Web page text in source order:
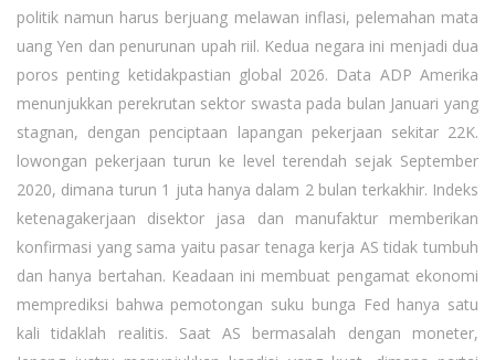
politik namun harus berjuang melawan inflasi, pelemahan mata
uang Yen dan penurunan upah riil. Kedua negara ini menjadi dua
poros penting ketidakpastian global 2026. Data ADP Amerika
menunjukkan perekrutan sektor swasta pada bulan Januari yang
stagnan, dengan penciptaan lapangan pekerjaan sekitar 22K.
lowongan pekerjaan turun ke level terendah sejak September
2020, dimana turun 1 juta hanya dalam 2 bulan terkakhir. Indeks
ketenagakerjaan disektor jasa dan manufaktur memberikan
konfirmasi yang sama yaitu pasar tenaga kerja AS tidak tumbuh
dan hanya bertahan. Keadaan ini membuat pengamat ekonomi
memprediksi bahwa pemotongan suku bunga Fed hanya satu
kali tidaklah realitis. Saat AS bermasalah dengan moneter,